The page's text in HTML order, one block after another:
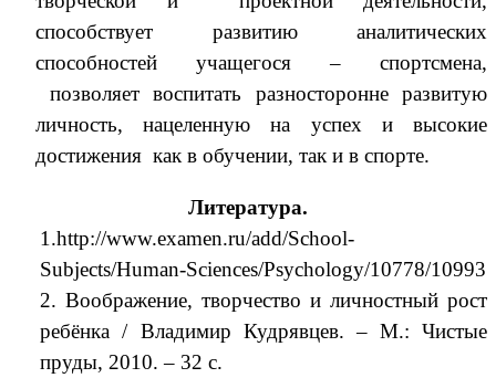
способствует развитию аналитических
способностей учащегося – спортсмена,
позволяет воспитать разносторонне развитую
личность, нацеленную на успех и высокие
достижения как в обучении, так и в спорте.
Литература.
1.http://www.examen.ru/add/School-
Subjects/Human-Sciences/Psychology/10778/10993
2. Воображение, творчество и личностный рост
ребёнка / Владимир Кудрявцев. – М.: Чистые
пруды, 2010. – 32 с.